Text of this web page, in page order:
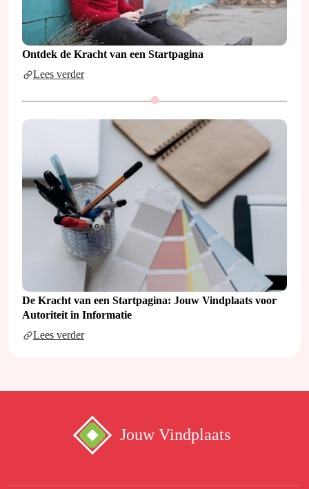
Ontdek de Kracht van een Startpagina
Lees verder
De Kracht van een Startpagina: Jouw Vindplaats voor
Autoriteit in Informatie
Lees verder
Jouw Vindplaats